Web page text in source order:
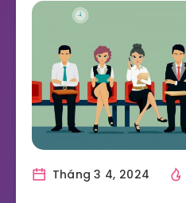
Tháng 3 4, 2024